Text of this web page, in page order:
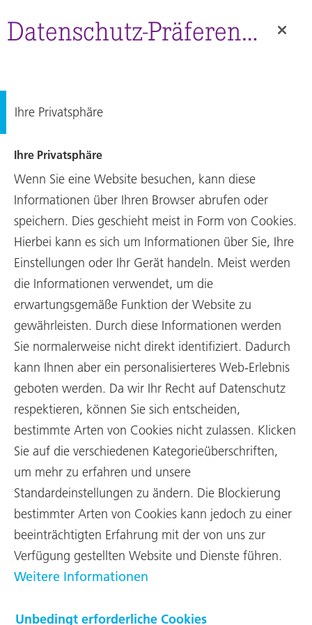
Report
Geschäftsbericht
Ein Kaliber für die
ganze Jagd
Modernste Technologie macht aus
dem traditionellen Bündner
Jagdkaliber eine Magnum-Patrone, die
äusserst vielseitig eingesetzt werden
kann.
Nicht umsonst setzten im Kanton Graubünden schon
Randpatrone 10,3 × 60R liefert eine ausserordentlich grosse
Stoppwirkung. In den letzten Jahren sind aber Ansprüche an die
Verwendung hinzugekommen, welche die bereits 150-jährige
Munition nicht mehr erfüllen kann. Der passionierte Bündner
RUAG Ammotec eine neue 10,3-Patrone entwickelt, welche die
Datenschutz-Präferenz-Center
Ihre Privatsphäre
Ihre Privatsphäre
Wenn Sie eine Website besuchen, kann diese
Informationen über Ihren Browser abrufen oder
speichern. Dies geschieht meist in Form von Cookies.
Hierbei kann es sich um Informationen über Sie, Ihre
Einstellungen oder Ihr Gerät handeln. Meist werden
die Informationen verwendet, um die
erwartungsgemäße Funktion der Website zu
gewährleisten. Durch diese Informationen werden
Sie normalerweise nicht direkt identifiziert. Dadurch
kann Ihnen aber ein personalisierteres Web-Erlebnis
geboten werden. Da wir Ihr Recht auf Datenschutz
respektieren, können Sie sich entscheiden,
bestimmte Arten von Cookies nicht zulassen. Klicken
Sie auf die verschiedenen Kategorieüberschriften,
um mehr zu erfahren und unsere
Standardeinstellungen zu ändern. Die Blockierung
bestimmter Arten von Cookies kann jedoch zu einer
beeinträchtigten Erfahrung mit der von uns zur
Verfügung gestellten Website und Dienste führen.
Weitere Informationen
Unbedingt erforderliche Cookies